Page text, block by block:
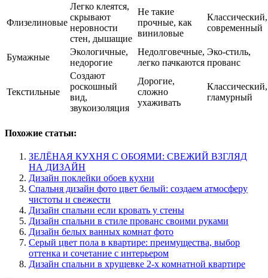
Флизелиновые
Легко клеятся,
скрывают
неровности
стен, дышащие
Не такие
прочные, как
виниловые
Классический,
современный
Бумажные
Экологичные,
недорогие
Недолговечные,
легко пачкаются
Эко-стиль,
прованс
Текстильные
Создают
роскошный
вид,
звукоизоляция
Дорогие,
сложно
ухаживать
Классический,
гламурный
Похожие статьи:
ЗЕЛЁНАЯ КУХНЯ С ОБОЯМИ: СВЕЖИЙ ВЗГЛЯД
НА ДИЗАЙН
Дизайн поклейки обоев кухни
Спальня дизайн фото цвет белый: создаем атмосферу
чистоты и свежести
Дизайн спальни если кровать у стены
Дизайн спальни в стиле прованс своими руками
Дизайн белых ванных комнат фото
Серый цвет пола в квартире: преимущества, выбор
оттенка и сочетание с интерьером
Дизайн спальни в хрущевке 2-х комнатной квартире